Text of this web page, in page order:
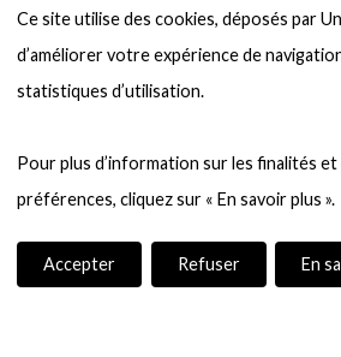
Ce site utilise des cookies, déposés par
d’améliorer votre expérience de
statistiques d’utilisation.
Pour plus d’information sur les finalités
Accepter Refuser En
6000 exoplanètes, et pas
en vue ?
Quel avenir pour les
Entre mathématiques et
quête d’un vote
casse-tête